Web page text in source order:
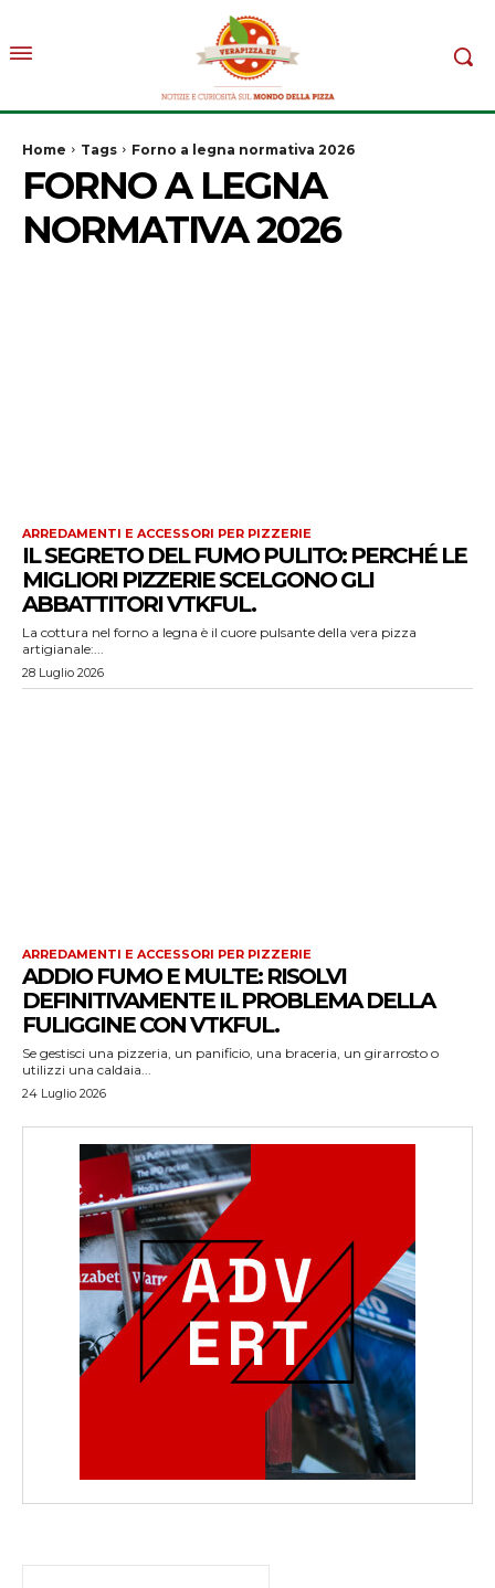
Home Tags Forno a legna normativa 2026
FORNO A LEGNA
NORMATIVA 2026
ARREDAMENTI E ACCESSORI PER PIZZERIE
IL SEGRETO DEL FUMO PULITO: PERCHÉ LE
MIGLIORI PIZZERIE SCELGONO GLI
ABBATTITORI VTKFUL.
La cottura nel forno a legna è il cuore pulsante della vera pizza
artigianale:...
28 Luglio 2026
ARREDAMENTI E ACCESSORI PER PIZZERIE
ADDIO FUMO E MULTE: RISOLVI
DEFINITIVAMENTE IL PROBLEMA DELLA
FULIGGINE CON VTKFUL.
Se gestisci una pizzeria, un panificio, una braceria, un girarrosto o
utilizzi una caldaia...
24 Luglio 2026